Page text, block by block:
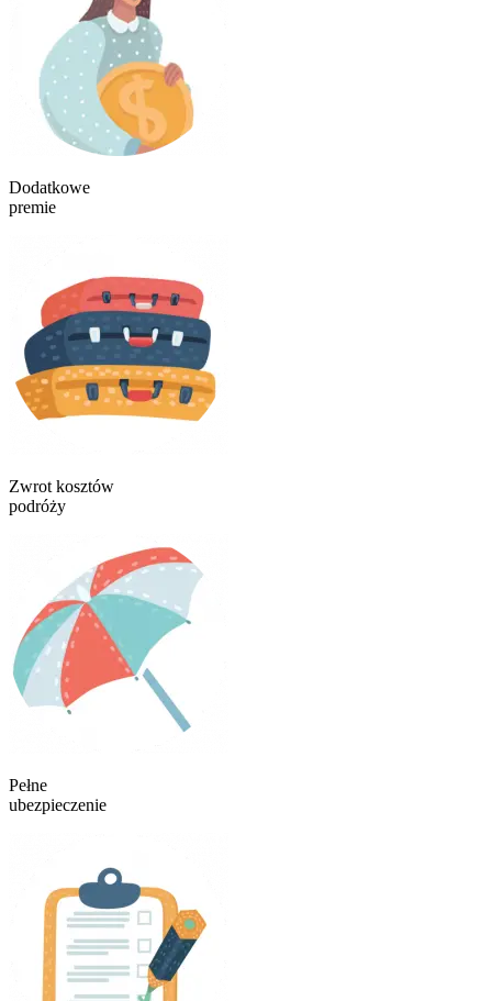
Dodatkowe
premie
Zwrot kosztów
podróży
Pełne
ubezpieczenie